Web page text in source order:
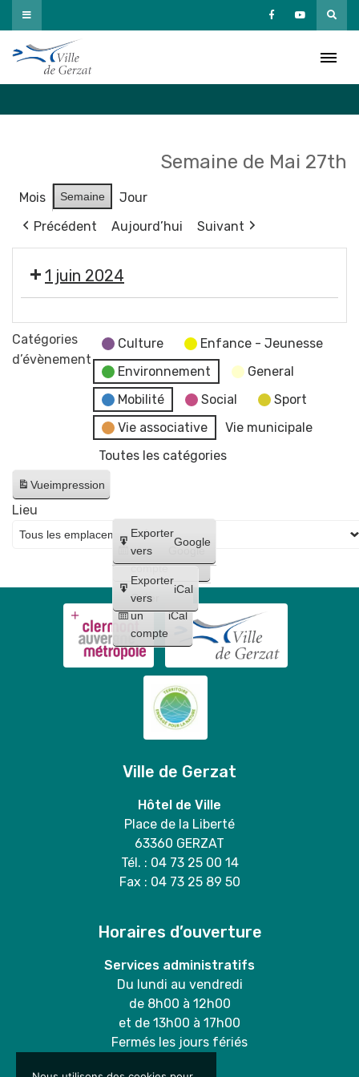
Passer
au
contenu
Semaine de Mai 27th
Mois Semaine
Jour
Précédent
Aujourd’hui Suivant
1 juin 2024
vide-
dressing
Catégories
d’évènement
Culture
Enfance - Jeunesse
Environnement
General
Mobilité
Social
Sport
Vie associative
Vie municipale
Toutes les catégories
Vueimpression
Créer
un
compte
Google
Créer
un
compte
iCal
Exporter
vers
Google
Exporter
vers
iCal
Lieu
Ville de Gerzat
Hôtel de Ville
Place de la Liberté
63360 GERZAT
Tél. : 04 73 25 00 14
Fax : 04 73 25 89 50
Horaires d’ouverture
Services administratifs
Du lundi au vendredi
de 8h00 à 12h00
et de 13h00 à 17h00
Fermés les jours fériés